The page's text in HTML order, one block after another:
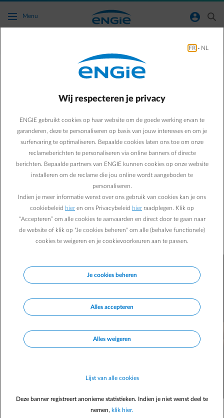
Ga naar de hoofdinhoud
Menu normal-account-circle search
Allerlei
Ga dit jaar voor slimme
kerstverlichting
Sébastien V.
03/12/2018 ·3 min
Bij Kerstmis horen magische lichtjes. Maar ben jij het ook
beu om achter de kerstboom te moeten kruipen om de
Sweet&Smart home de kerstman met deze 4 perfecte
slimme verlichtingsoplossingen.
FR - NL
Wij respecteren je privacy
ENGIE gebruikt cookies op haar website om de goede werking ervan te
garanderen, deze te personaliseren op basis van jouw interesses en om je
surfervaring te optimaliseren. Bepaalde cookies laten ons toe om onze
reclameberichten te personaliseren via online banners of directe
berichten. Bepaalde partners van ENGIE kunnen cookies op onze website
installeren om de reclame die jou online wordt aangeboden te
personaliseren.
Indien je meer informatie wenst over ons gebruik van cookies kan je ons
cookiebeleid hier en ons Privacybeleid hier raadplegen. Klik op
“Accepteren” om alle cookies te aanvaarden en direct door te gaan naar
de website of klik op "Je cookies beheren" om alle (behalve functionele)
cookies te weigeren en je cookievoorkeuren aan te passen.
Je cookies beheren
Alles accepteren
Alles weigeren
Lijst van alle cookies
Deze banner registreert anonieme statistieken. Indien je niet wenst deel te
nemen, klik hier.